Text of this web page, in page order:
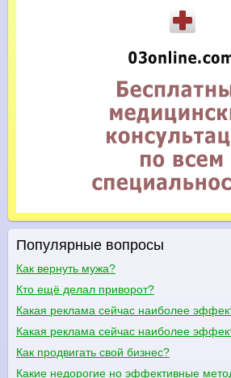
Популярные вопросы
Как вернуть мужа?
Кто ещё делал приворот?
Какая реклама сейчас наиболее
Какая реклама сейчас наиболее
Как продвигать свой бизнес?
Какие недорогие но эффективные